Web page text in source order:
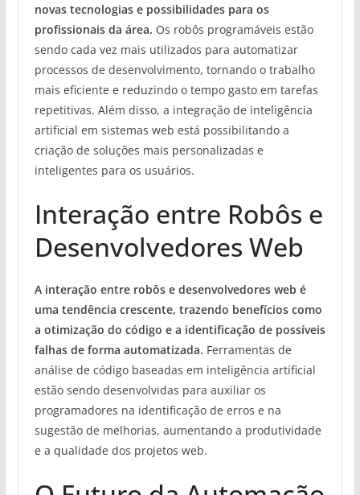
novas tecnologias e possibilidades para os
profissionais da área. Os robôs programáveis estão
sendo cada vez mais utilizados para automatizar
processos de desenvolvimento, tornando o trabalho
mais eficiente e reduzindo o tempo gasto em tarefas
repetitivas. Além disso, a integração de inteligência
artificial em sistemas web está possibilitando a
criação de soluções mais personalizadas e
inteligentes para os usuários.
Interação entre Robôs e
Desenvolvedores Web
A interação entre robôs e desenvolvedores web é
uma tendência crescente, trazendo benefícios como
a otimização do código e a identificação de possíveis
falhas de forma automatizada. Ferramentas de
análise de código baseadas em inteligência artificial
estão sendo desenvolvidas para auxiliar os
programadores na identificação de erros e na
sugestão de melhorias, aumentando a produtividade
e a qualidade dos projetos web.